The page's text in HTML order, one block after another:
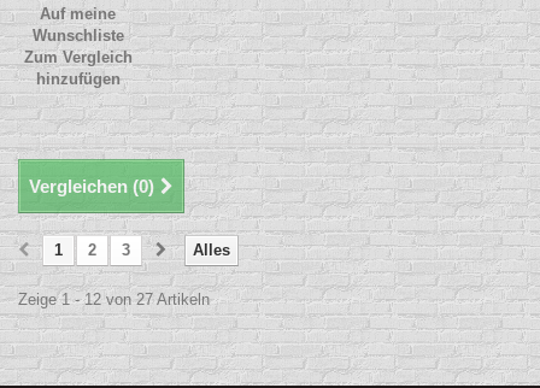
Auf meine
Wunschliste
Zum Vergleich
hinzufügen
Vergleichen (0)
Alles
1 2 3
Zeige 1 - 12 von 27 Artikeln